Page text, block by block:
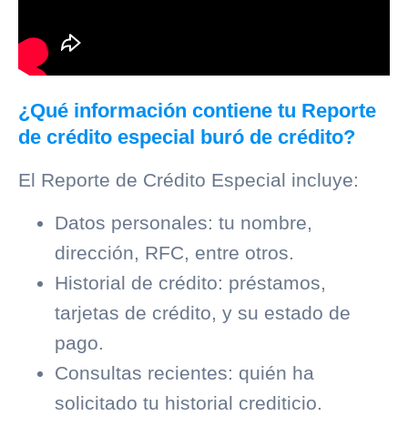
¿Qué información contiene tu Reporte
de crédito especial buró de crédito?
El Reporte de Crédito Especial incluye:
Datos personales: tu nombre,
dirección, RFC, entre otros.
Historial de crédito: préstamos,
tarjetas de crédito, y su estado de
pago.
Consultas recientes: quién ha
solicitado tu historial crediticio.